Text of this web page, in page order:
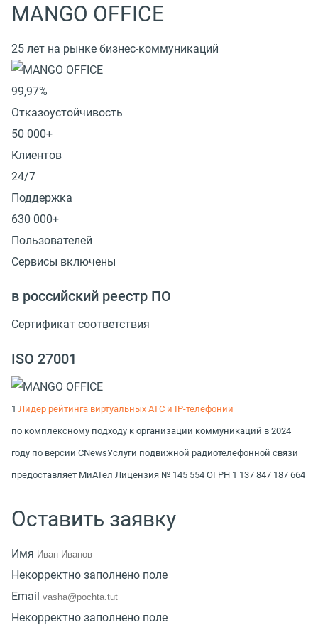
MANGO OFFICE
25 лет на рынке бизнес-коммуникаций
99,97%
Отказоустойчивость
50 000+
Клиентов
24/7
Поддержка
630 000+
Пользователей
Сервисы включены
в российский реестр ПО
Сертификат соответствия
ISO 27001
1 Лидер рейтинга виртуальных АТС и IP-телефонии
по комплексному подходу к организации коммуникаций в 2024
году по версии CNewsУслуги подвижной радиотелефонной связи
предоставляет МиАТел Лицензия № 145 554 ОГРН 1 137 847 187 664
Оставить заявку
Имя
Некорректно заполнено поле
Email
Некорректно заполнено поле